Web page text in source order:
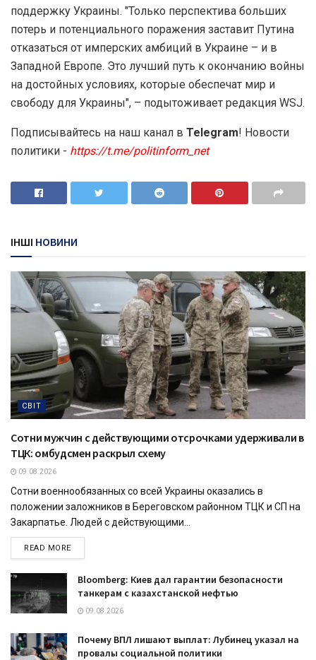
поддержку Украины. "Только перспектива больших
потерь и потенциального поражения заставит Путина
отказаться от имперских амбиций в Украине – и в
Западной Европе. Это лучший путь к окончанию войны
на достойных условиях, которые обеспечат мир и
свободу для Украины", – подытоживает редакция WSJ.
Подписывайтесь на наш канал в Telegram! Новости
политики - https://t.me/politinform_net
ІНШІ НОВИНИ
СВІТ
Сотни мужчин с действующими отсрочками удерживали в
ТЦК: омбудсмен раскрыл схему
09.08.2026
Сотни военнообязанных со всей Украины оказались в
положении заложников в Береговском районном ТЦК и СП на
Закарпатье. Людей с действующими...
READ MORE
Bloomberg: Киев дал гарантии безопасности
танкерам с казахстанской нефтью
09.08.2026
Почему ВПЛ лишают выплат: Лубинец указал на
провалы социальной политики